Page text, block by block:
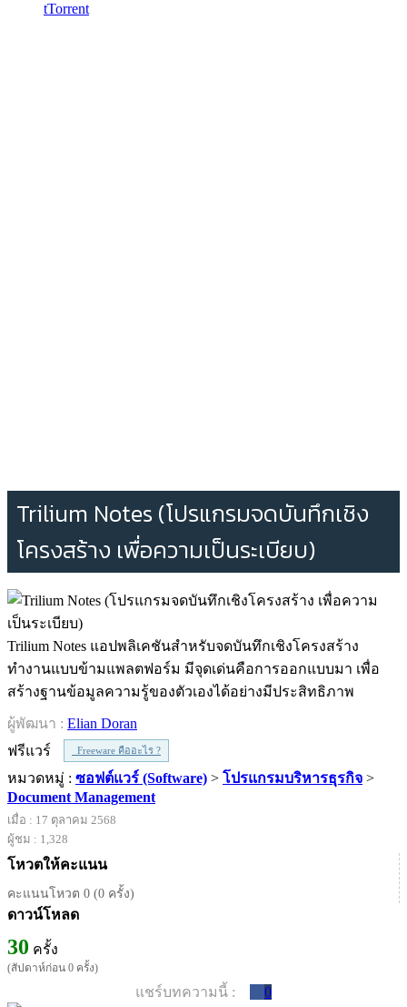
tTorrent
Trilium Notes (โปรแกรมจดบันทึกเชิง
โครงสร้าง เพื่อความเป็นระเบียบ)
Trilium Notes แอปพลิเคชันสำหรับจดบันทึกเชิงโครงสร้าง
ทำงานแบบข้ามแพลตฟอร์ม มีจุดเด่นคือการออกแบบมา เพื่อ
สร้างฐานข้อมูลความรู้ของตัวเองได้อย่างมีประสิทธิภาพ
ผู้พัฒนา : Elian Doran
ฟรีแวร์
Freeware คืออะไร ?
หมวดหมู่ : ซอฟต์แวร์ (Software) > โปรแกรมบริหารธุรกิจ >
Document Management
เมื่อ : 17 ตุลาคม 2568
ผู้ชม : 1,328
โหวตให้คะแนน
คะแนนโหวต 0 (0 ครั้ง)
ดาวน์โหลด
30 ครั้ง
(สัปดาห์ก่อน 0 ครั้ง)
แชร์บทความนี้ : 0